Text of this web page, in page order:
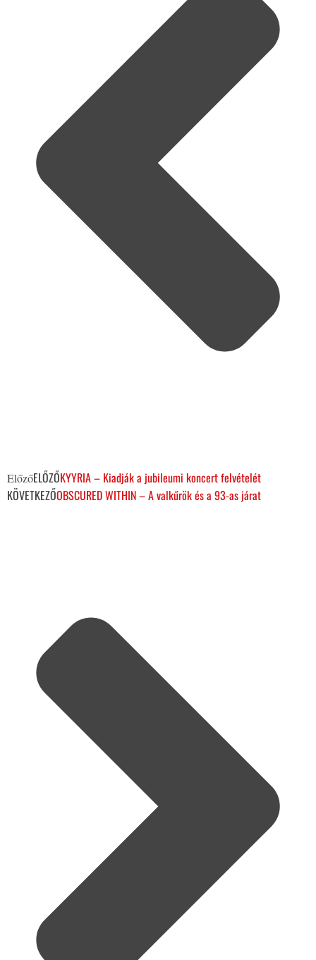
ElőzőELŐZŐKYYRIA – Kiadják a jubileumi koncert felvételét
KÖVETKEZŐOBSCURED WITHIN – A valkűrök és a 93-as járat